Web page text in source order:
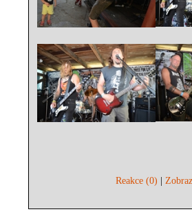
Reakce (0) |